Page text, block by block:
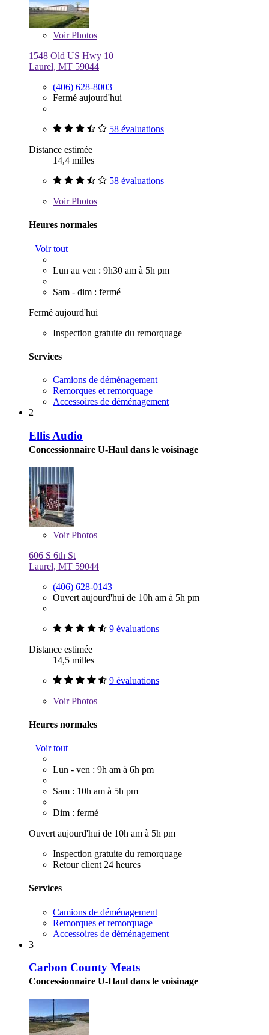
VoirPhotos
1548 Old US Hwy 10
Laurel, MT 59044
(406) 628-8003
Fermé aujourd'hui
58 évaluations
Distance estimée
14,4 milles
58 évaluations
VoirPhotos
Heures normales
Voir tout
Lun au ven : 9h30 am à 5h pm
Sam - dim : fermé
Fermé aujourd'hui
Inspection gratuite du remorquage
Services
Camions de déménagement
Remorques et remorquage
Accessoires de déménagement
2
Ellis Audio
Concessionnaire U-Haul dans le voisinage
VoirPhotos
606 S 6th St
Laurel, MT 59044
(406) 628-0143
Ouvert aujourd'hui de 10h am à 5h pm
9 évaluations
Distance estimée
14,5 milles
9 évaluations
VoirPhotos
Heures normales
Voir tout
Lun - ven : 9h am à 6h pm
Sam : 10h am à 5h pm
Dim : fermé
Ouvert aujourd'hui de 10h am à 5h pm
Inspection gratuite du remorquage
Retour client 24 heures
Services
Camions de déménagement
Remorques et remorquage
Accessoires de déménagement
3
Carbon County Meats
Concessionnaire U-Haul dans le voisinage